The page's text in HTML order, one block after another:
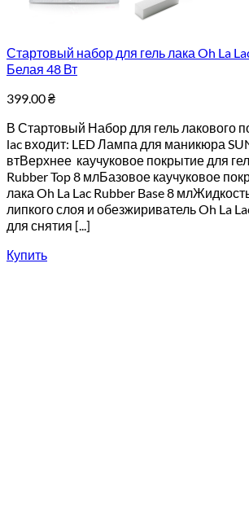
Стартовый набор для гель лака Oh La
Белая 48 Вт
399.00₴
В Стартовый Набор для гель лакового
lac входит: LED Лампа для маникюра
втВерхнее каучуковое покрытие для
Rubber Top 8 млБазовое каучуковое
лака Oh La Lac Rubber Base 8
липкого слоя и обезжириватель Oh La
для снятия [...]
Купить